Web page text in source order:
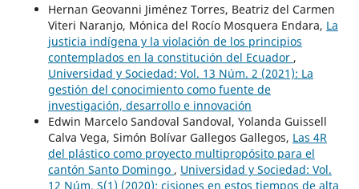
Hernan Geovanni Jiménez Torres, Beatriz del Carmen
Viteri Naranjo, Mónica del Rocío Mosquera Endara, La
justicia indígena y la violación de los principios
contemplados en la constitución del Ecuador ,
Universidad y Sociedad: Vol. 13 Núm. 2 (2021): La
gestión del conocimiento como fuente de
investigación, desarrollo e innovación
Edwin Marcelo Sandoval Sandoval, Yolanda Guissell
Calva Vega, Simón Bolívar Gallegos Gallegos, Las 4R
del plástico como proyecto multipropósito para el
cantón Santo Domingo , Universidad y Sociedad: Vol.
12 Núm. S(1) (2020): cisiones en estos tiempos de alta